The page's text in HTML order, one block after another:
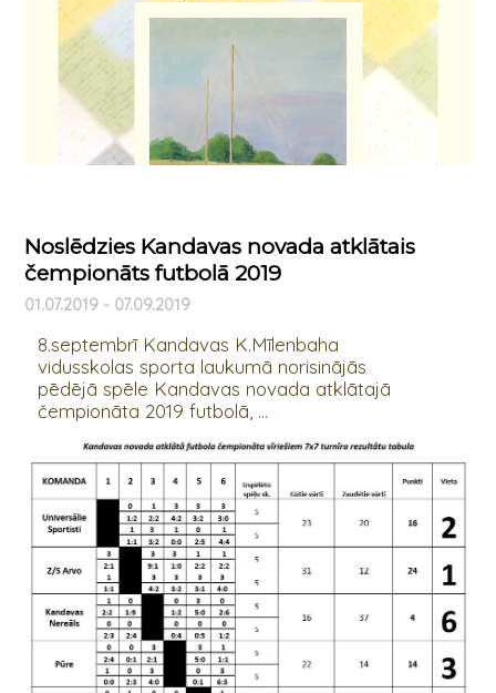
Noslēdzies Kandavas novada atklātais
čempionāts futbolā 2019
01.07.2019 - 07.09.2019
8.septembrī Kandavas K.Mīlenbaha
vidusskolas sporta laukumā norisinājās
pēdējā spēle Kandavas novada atklātajā
čempionāta 2019 futbolā, ...